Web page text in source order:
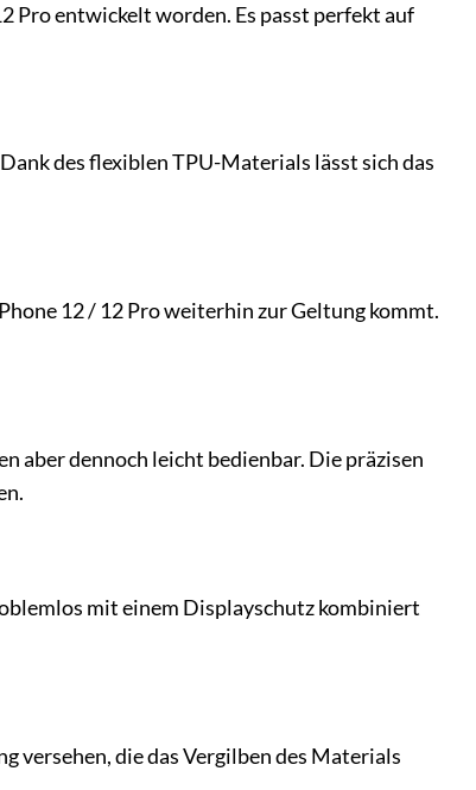
Pro entwickelt worden. Es passt perfekt auf
des flexiblen TPU-Materials lässt sich das
12 / 12 Pro weiterhin zur Geltung kommt.
aber dennoch leicht bedienbar. Die präzisen
mit einem Displayschutz kombiniert
versehen, die das Vergilben des Materials